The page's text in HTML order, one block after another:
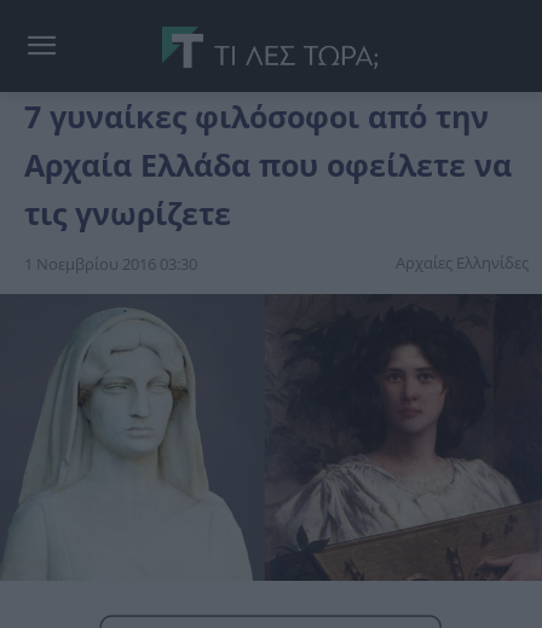
7 γυναίκες φιλόσοφοι από την
Αρχαία Ελλάδα που οφείλετε να
τις γνωρίζετε
1 Νοεμβρίου 2016 03:30 Αρχαίες Ελληνίδες